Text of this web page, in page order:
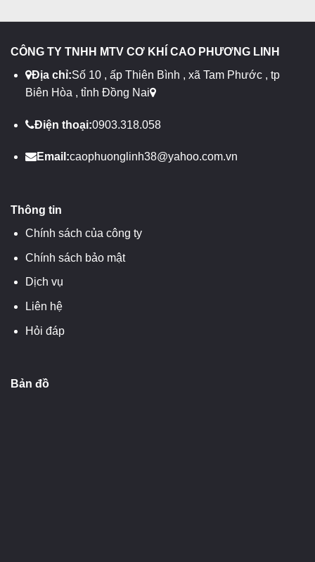
CÔNG TY TNHH MTV CƠ KHÍ CAO PHƯƠNG LINH
Địa chỉ:Số 10 , ấp Thiên Bình , xã Tam Phước , tp
Biên Hòa , tỉnh Đồng Nai
Điện thoại:0903.318.058
Email:caophuonglinh38@yahoo.com.vn
Thông tin
Chính sách của công ty
Chính sách bảo mật
Dịch vụ
Liên hệ
Hỏi đáp
Bản đồ